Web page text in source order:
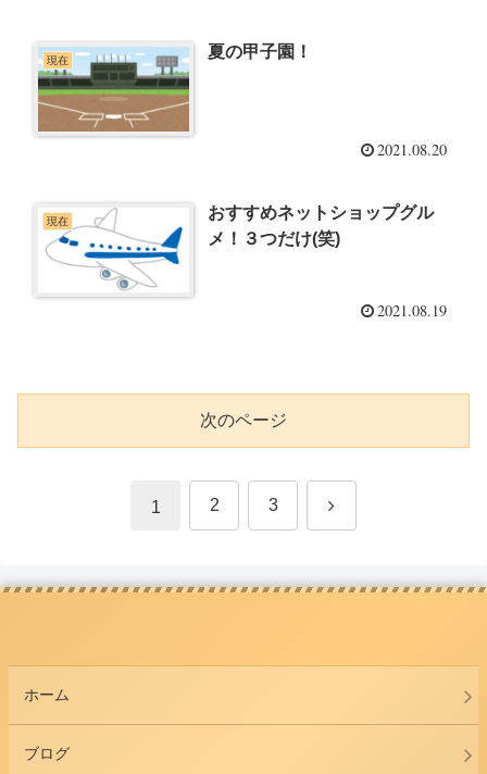
現在 夏の甲子園！
2021.08.20
現在
おすすめネットショップグル
メ！３つだけ(笑)
2021.08.19
次のページ
1 2 3 次
ホーム
ブログ